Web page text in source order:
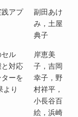
アプ
副田あけ
み，土屋
典子
ル
対応
ーを
より
岸恵美
子，吉岡
幸子，野
村祥平，
小長谷百
絵，浜崎